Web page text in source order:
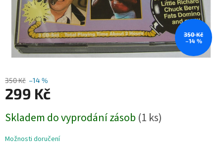
350 Kč
–14 %
350 Kč –14 %
299 Kč
cena:
Skladem do vyprodání zásob (1 ks)
Možnosti doručení